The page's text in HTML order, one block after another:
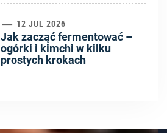
12 JUL 2026
Jak zacząć fermentować –
ogórki i kimchi w kilku
prostych krokach